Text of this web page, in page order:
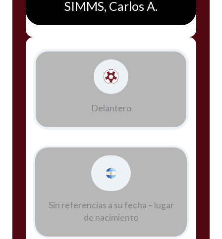
SIMMS, Carlos A.
Delantero
Sin referencias a su fecha – lugar
de nacimiento